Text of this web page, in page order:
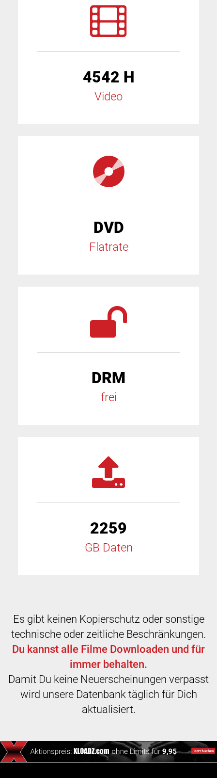
4542 H
Video
DVD
Flatrate
DRM
frei
2259
GB Daten
Es gibt keinen Kopierschutz oder sonstige
technische oder zeitliche Beschränkungen.
Du kannst alle Filme Downloaden und für
immer behalten.
Damit Du keine Neuerscheinungen verpasst
wird unsere Datenbank täglich für Dich
aktualisiert.